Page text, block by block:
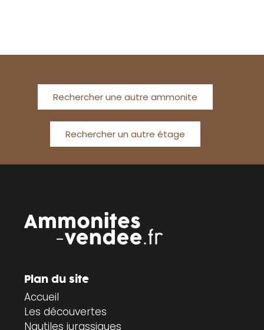
Rechercher une autre ammonite
Rechercher un autre étage
Plan du site
Accueil
Les découvertes
Nautiles jurassiques